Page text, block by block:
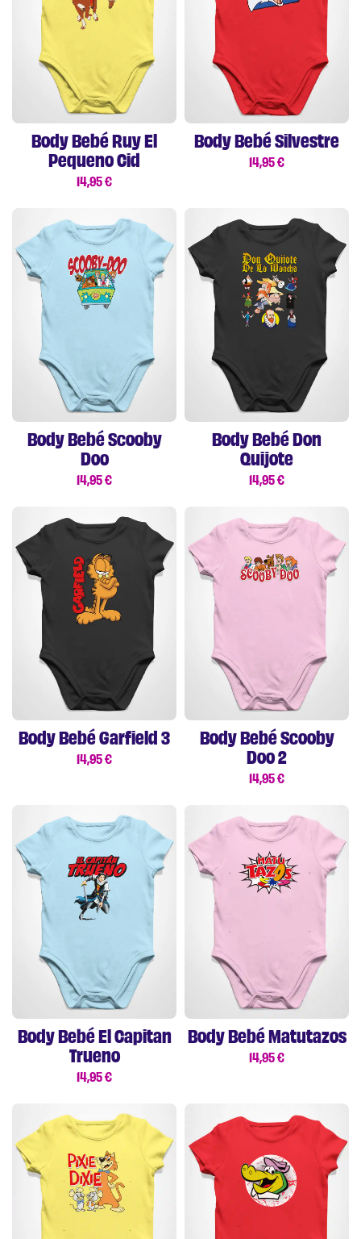
Body Bebé Ruy El
Pequeno Cid
14,95 €
Body Bebé Silvestre
14,95 €
Body Bebé Scooby
Doo
14,95 €
Body Bebé Don
Quijote
14,95 €
Body Bebé Garfield 3
14,95 €
Body Bebé Scooby
Doo 2
14,95 €
Body Bebé El Capitan
Trueno
14,95 €
Body Bebé Matutazos
14,95 €